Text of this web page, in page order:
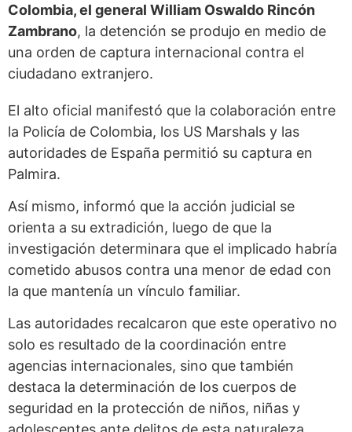
Colombia, el general William Oswaldo Rincón
Zambrano, la detención se produjo en medio de
una orden de captura internacional contra el
ciudadano extranjero.
El alto oficial manifestó que la colaboración entre
la Policía de Colombia, los US Marshals y las
autoridades de España permitió su captura en
Palmira.
Así mismo, informó que la acción judicial se
orienta a su extradición, luego de que la
investigación determinara que el implicado habría
cometido abusos contra una menor de edad con
la que mantenía un vínculo familiar.
Las autoridades recalcaron que este operativo no
solo es resultado de la coordinación entre
agencias internacionales, sino que también
destaca la determinación de los cuerpos de
seguridad en la protección de niños, niñas y